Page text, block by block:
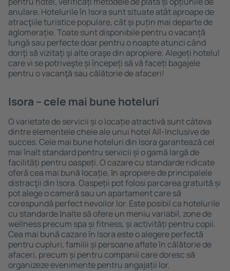
anulare. Hotelurile în Isora sunt situate atât aproape de
atracţiile turistice populare, cât și puțin mai departe de
aglomerație. Toate sunt disponibile pentru o vacanță
lungă sau perfecte doar pentru o noapte atunci când
doriţi să vizitaţi şi alte oraşe din apropiere. Alegeți hotelul
care vi se potriveşte și începeți să vă faceți bagajele
pentru o vacanţă sau călătorie de afaceri!
Isora – cele mai bune hoteluri
O varietate de servicii și o locație atractivă sunt câteva
dintre elementele cheie ale unui hotel All-Inclusive de
succes. Cele mai bune hoteluri din Isora garantează cel
mai înalt standard pentru servicii și o gamă largă de
facilități pentru oaspeți. O cazare cu standarde ridicate
oferă cea mai bună locație, ȋn apropiere de principalele
distracţii din Isora. Oaspeții pot folosi parcarea gratuită și
pot alege o cameră sau un apartament care să
corespundă perfect nevoilor lor. Este posibil ca hotelurile
cu standarde ȋnalte să ofere un meniu variabil, zone de
wellness precum spa și fitness, și activități pentru copii.
Cea mai bună cazare în Isora este o alegere perfectă
pentru cupluri, familii și persoane aflate în călătorie de
afaceri, precum și pentru companii care doresc să
organizeze evenimente pentru angajații lor.